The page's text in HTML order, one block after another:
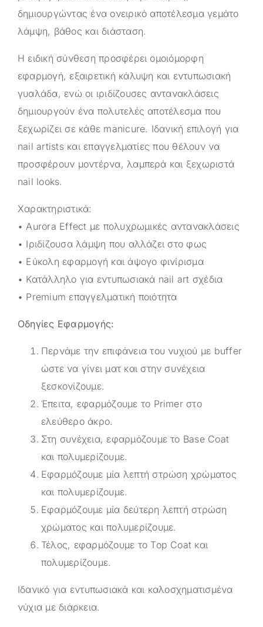
δημιουργώντας ένα ονειρικό αποτέλεσμα γεμάτο
λάμψη, βάθος και διάσταση.
Η ειδική σύνθεση προσφέρει ομοιόμορφη
εφαρμογή, εξαιρετική κάλυψη και εντυπωσιακή
γυαλάδα, ενώ οι ιριδίζουσες αντανακλάσεις
δημιουργούν ένα πολυτελές αποτέλεσμα που
ξεχωρίζει σε κάθε manicure. Ιδανική επιλογή για
nail artists και επαγγελματίες που θέλουν να
προσφέρουν μοντέρνα, λαμπερά και ξεχωριστά
nail looks.
Χαρακτηριστικά:
• Aurora Effect με πολυχρωμικές αντανακλάσεις
• Ιριδίζουσα λάμψη που αλλάζει στο φως
• Εύκολη εφαρμογή και άψογο φινίρισμα
• Κατάλληλο για εντυπωσιακά nail art σχέδια
• Premium επαγγελματική ποιότητα
Oδηγίες Εφαρμογής:
Περνάμε την επιφάνεια του νυχιού με buffer
ώστε να γίνει ματ και στην συνέχεια
ξεσκονίζουμε.
Έπειτα, εφαρμόζουμε το Primer στο
ελεύθερο άκρο.
Στη συνέχεια, εφαρμόζουμε το Base Coat
και πολυμερίζουμε.
Εφαρμόζουμε μία λεπτή στρώση χρώματος
και πολυμερίζουμε.
Εφαρμόζουμε μία δεύτερη λεπτή στρώση
χρώματος και πολυμερίζουμε.
Τέλος, εφαρμόζουμε το Top Coat και
πολυμερίζουμε.
Ιδανικό για εντυπωσιακά και καλοσχηματισμένα
νύχια με διάρκεια.